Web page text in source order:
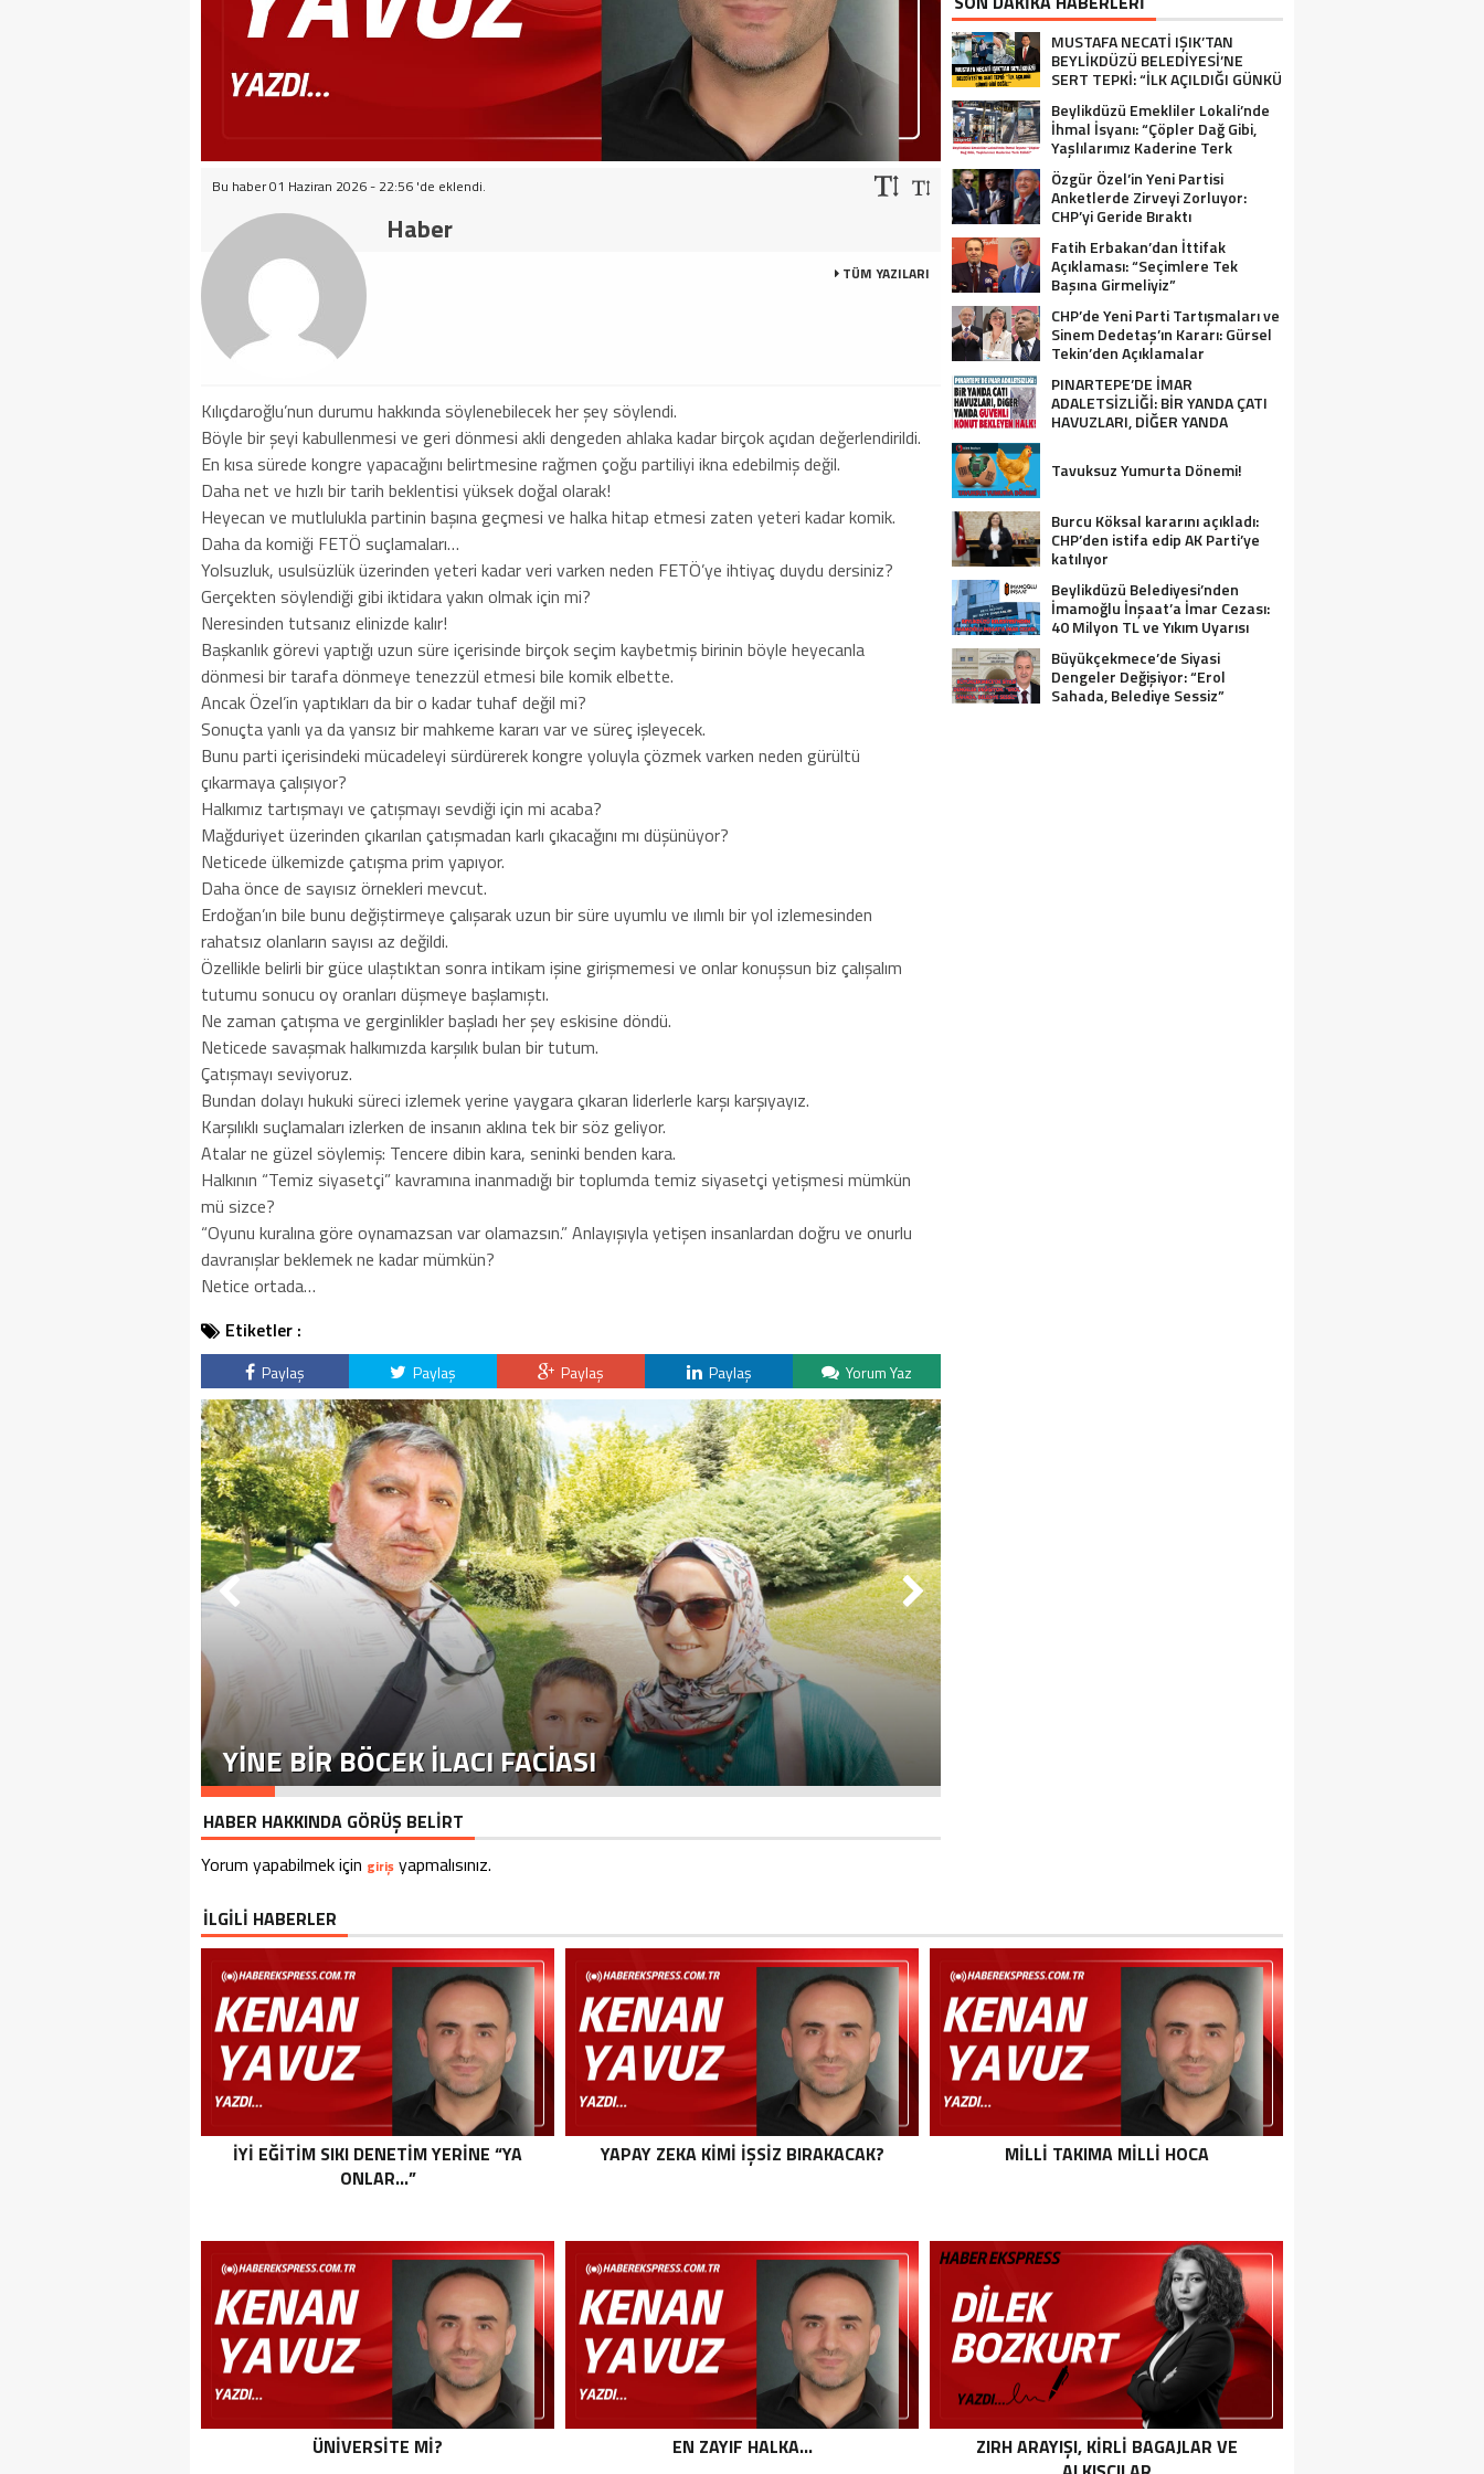
Bu haber 01 Haziran 2026 - 22:56 'de eklendi.
Haber
TÜM YAZILARI
Kılıçdaroğlu’nun durumu hakkında söylenebilecek her şey söylendi.
Böyle bir şeyi kabullenmesi ve geri dönmesi akli dengeden ahlaka kadar birçok açıdan değerlendirildi.
En kısa sürede kongre yapacağını belirtmesine rağmen çoğu partiliyi ikna edebilmiş değil.
Daha net ve hızlı bir tarih beklentisi yüksek doğal olarak!
Heyecan ve mutlulukla partinin başına geçmesi ve halka hitap etmesi zaten yeteri kadar komik.
Daha da komiği FETÖ suçlamaları…
Yolsuzluk, usulsüzlük üzerinden yeteri kadar veri varken neden FETÖ’ye ihtiyaç duydu dersiniz?
Gerçekten söylendiği gibi iktidara yakın olmak için mi?
Neresinden tutsanız elinizde kalır!
Başkanlık görevi yaptığı uzun süre içerisinde birçok seçim kaybetmiş birinin böyle heyecanla
dönmesi bir tarafa dönmeye tenezzül etmesi bile komik elbette.
Ancak Özel’in yaptıkları da bir o kadar tuhaf değil mi?
Sonuçta yanlı ya da yansız bir mahkeme kararı var ve süreç işleyecek.
Bunu parti içerisindeki mücadeleyi sürdürerek kongre yoluyla çözmek varken neden gürültü
çıkarmaya çalışıyor?
Halkımız tartışmayı ve çatışmayı sevdiği için mi acaba?
Mağduriyet üzerinden çıkarılan çatışmadan karlı çıkacağını mı düşünüyor?
Neticede ülkemizde çatışma prim yapıyor.
Daha önce de sayısız örnekleri mevcut.
Erdoğan’ın bile bunu değiştirmeye çalışarak uzun bir süre uyumlu ve ılımlı bir yol izlemesinden
rahatsız olanların sayısı az değildi.
Özellikle belirli bir güce ulaştıktan sonra intikam işine girişmemesi ve onlar konuşsun biz çalışalım
tutumu sonucu oy oranları düşmeye başlamıştı.
Ne zaman çatışma ve gerginlikler başladı her şey eskisine döndü.
Neticede savaşmak halkımızda karşılık bulan bir tutum.
Çatışmayı seviyoruz.
Bundan dolayı hukuki süreci izlemek yerine yaygara çıkaran liderlerle karşı karşıyayız.
Karşılıklı suçlamaları izlerken de insanın aklına tek bir söz geliyor.
Atalar ne güzel söylemiş: Tencere dibin kara, seninki benden kara.
Halkının “Temiz siyasetçi” kavramına inanmadığı bir toplumda temiz siyasetçi yetişmesi mümkün
mü sizce?
“Oyunu kuralına göre oynamazsan var olamazsın.” Anlayışıyla yetişen insanlardan doğru ve onurlu
davranışlar beklemek ne kadar mümkün?
Netice ortada…
Etiketler :
Paylaş Paylaş Paylaş Paylaş Yorum Yaz
YİNE BİR BÖCEK İLACI FACİASI
HABER HAKKINDA GÖRÜŞ BELİRT
Yorum yapabilmek için giriş yapmalısınız.
MUSTAFA NECATİ IŞIK’TAN
BEYLİKDÜZÜ BELEDİYESİ’NE
SERT TEPKİ: “İLK AÇILDIĞI GÜNKÜ
Beylikdüzü Emekliler Lokali’nde
İhmal İsyanı: “Çöpler Dağ Gibi,
Yaşlılarımız Kaderine Terk
Edildi!”
Özgür Özel’in Yeni Partisi
Anketlerde Zirveyi Zorluyor:
CHP’yi Geride Bıraktı
Fatih Erbakan’dan İttifak
Açıklaması: “Seçimlere Tek
Başına Girmeliyiz”
CHP’de Yeni Parti Tartışmaları ve
Sinem Dedetaş’ın Kararı: Gürsel
Tekin’den Açıklamalar
PINARTEPE’DE İMAR
ADALETSİZLİĞİ: BİR YANDA ÇATI
HAVUZLARI, DİĞER YANDA
Tavuksuz Yumurta Dönemi!
Burcu Köksal kararını açıkladı:
CHP’den istifa edip AK Parti’ye
katılıyor
Beylikdüzü Belediyesi’nden
İmamoğlu İnşaat’a İmar Cezası:
40 Milyon TL ve Yıkım Uyarısı
Büyükçekmece’de Siyasi
Dengeler Değişiyor: “Erol
Sahada, Belediye Sessiz”
İLGİLİ HABERLER
İYI EĞITIM SIKI DENETIM YERINE “YA
ONLAR…”
YAPAY ZEKA KIMI İŞSIZ BIRAKACAK? MILLI TAKIMA MILLI HOCA
ÜNIVERSITE MI? EN ZAYIF HALKA…
ZIRH ARAYIŞI, KİRLİ BAGAJLAR VE